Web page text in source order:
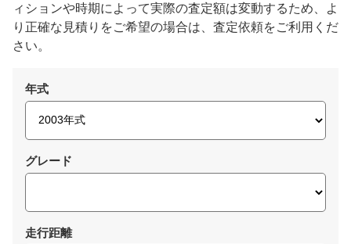
ィションや時期によって実際の査定額は変動するため、よ
り正確な見積りをご希望の場合は、査定依頼をご利用くだ
さい。
年式
グレード
走行距離